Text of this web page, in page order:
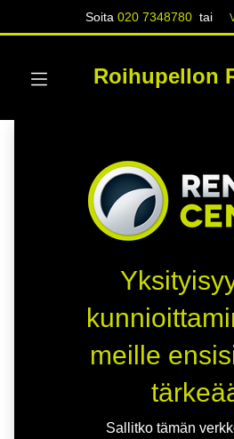
Soita020 7348780 tai
Roihupellon
meille
Sallitko tämän